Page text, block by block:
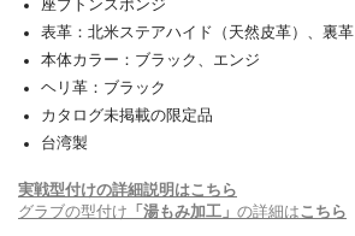
座ブトンスポンジ
表革：北米ステアハイド（天然皮革）、裏
本体カラー：ブラック、エンジ
ヘリ革：ブラック
カタログ未掲載の限定品
台湾製
実戦型付けの詳細説明はこちら
グラブの型付け 「湯もみ加工」 の詳細はこちら